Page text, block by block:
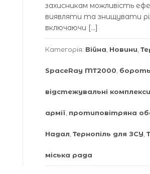
захисникам можливість
виявляти та знищувати
включаючи […]
Категорія: Війна Новини
SpaceRay MT2000
відстежувальні комплекси
армії протиповітряна
Надал Тернопіль для ЗСУ
міська рада